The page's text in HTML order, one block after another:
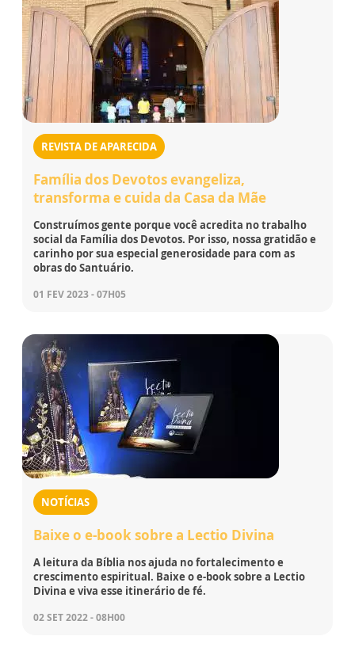
REVISTA DE APARECIDA
Família dos Devotos evangeliza,
transforma e cuida da Casa da Mãe
Construímos gente porque você acredita no trabalho
social da Família dos Devotos. Por isso, nossa gratidão e
carinho por sua especial generosidade para com as
obras do Santuário.
01 FEV 2023 - 07H05
NOTÍCIAS
Baixe o e-book sobre a Lectio Divina
A leitura da Bíblia nos ajuda no fortalecimento e
crescimento espiritual. Baixe o e-book sobre a Lectio
Divina e viva esse itinerário de fé.
02 SET 2022 - 08H00